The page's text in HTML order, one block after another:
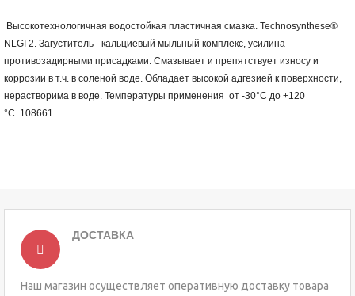
Высокотехнологичная водостойкая пластичная смазка. Technosynthese®
NLGI 2. Загуститель - кальциевый мыльный комплекс, усилина
противозадирными присадками. Смазывает и препятствует износу и
коррозии в т.ч. в соленой воде. Обладает высокой адгезией к поверхности,
нерастворима в воде. Температуры применения от -30°C до +120
°C. 108661
ДОСТАВКА
Наш магазин осуществляет оперативную доставку товара